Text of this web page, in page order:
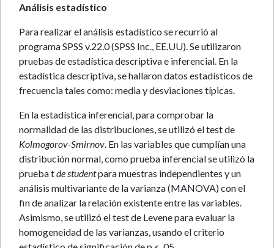
Análisis estadístico
Para realizar el análisis estadístico se recurrió al
programa SPSS v.22.0 (SPSS Inc., EE.UU). Se utilizaron
pruebas de estadística descriptiva e inferencial. En la
estadística descriptiva, se hallaron datos estadísticos de
frecuencia tales como: media y desviaciones típicas.
En la estadística inferencial, para comprobar la
normalidad de las distribuciones, se utilizó el test de
Kolmogorov-Smirnov . En las variables que cumplían una
distribución normal, como prueba inferencial se utilizó la
prueba tde studentpara muestras independientes y un
análisis multivariante de la varianza (MANOVA) con el
fin de analizar la relación existente entre las variables.
Asimismo, se utilizó el test de Levene para evaluar la
homogeneidad de las varianzas, usando el criterio